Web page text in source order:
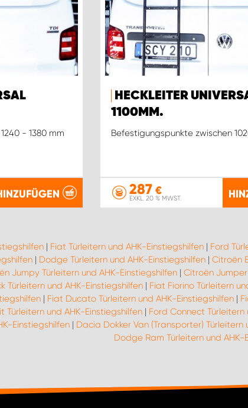
- 1380 mm
HECKLEITER
1100MM.
Befestigungspunkte zwischen
287€
EXKL. 20 % MWST.
| Fiat Türleitern und AHK-Einstiegshilfen | Ford
| Dodge Türleitern und AHK-Einstiegshilfen | Citroën
Jumpy Türleitern und AHK-Einstiegshilfen| Citroën
Türleitern und AHK-Einstiegshilfen| Fiat Fiorino Türleitern
| Fiat Ducato Türleitern und AHK-Einstiegshilfen |
Türleitern und AHK-Einstiegshilfen | Ford Connect Türleitern
Einstiegshilfen | Dacia Dokker Van (Transporter) Türleitern
Dodge Ram Türleitern und AHK-